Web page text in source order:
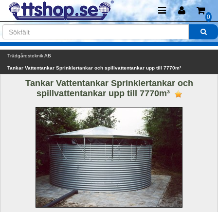
0
Trädgårdsteknik AB
Tankar Vattentankar Sprinklertankar och spillvattentankar upp till 7770m³
Tankar Vattentankar Sprinklertankar och
spillvattentankar upp till 7770m³